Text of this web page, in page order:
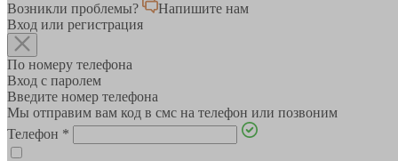
Возникли проблемы?
Напишите нам
Вход или регистрация
По номеру телефона
Вход с паролем
Введите номер телефона
Мы отправим вам код в смс на телефон или позвоним
Телефон *